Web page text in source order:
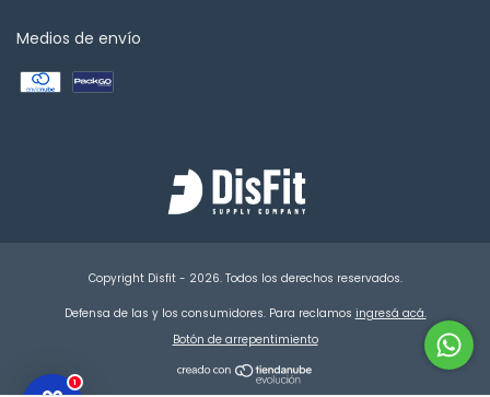
Medios de envío
Copyright Disfit - 2026. Todos los derechos reservados.
Defensa de las y los consumidores. Para reclamos ingresá acá.
Botón de arrepentimiento
1